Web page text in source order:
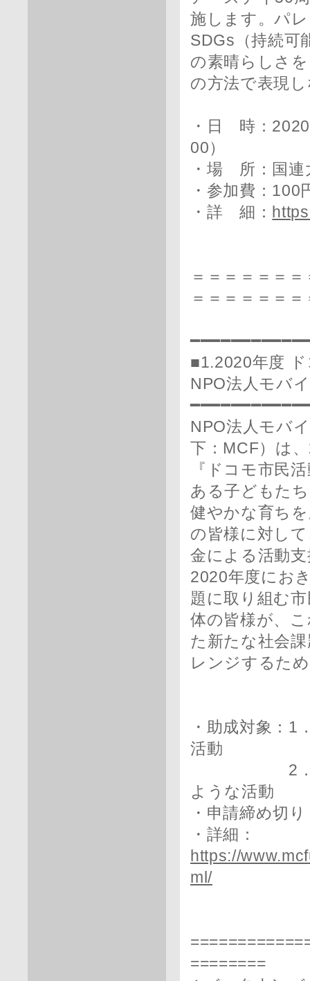
施します。パ
SDGs（持続可
の素晴らしさ
の方法で表現
・日 時：
00）
・場 所：国連
・参加費：100
・詳 細：
＝＝＝＝＝＝
＝＝＝＝＝＝＝
■1.2020年度
NPO法人モバ
NPO法人モバ
下：MCF）は
『ドコモ市民
ある子どもた
健やかな育ち
の皆様に対し
金による活動
2020年度にお
題に取り組む
体の皆様が、
た新たな社会
レンジするた
・助成対象：
活動
2．経済的
ような活動
・申請締め切
・詳細：
https://
ml/
========